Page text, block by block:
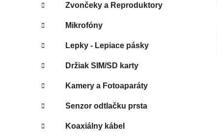
Zvončeky a Reproduktory
Mikrofóny
Lepky - Lepiace pásky
Držiak SIM/SD karty
Kamery a Fotoaparáty
Senzor odtlačku prsta
Koaxiálny kábel